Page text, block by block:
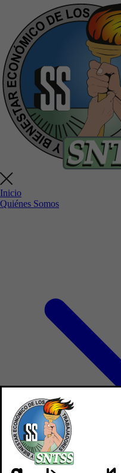
Inicio
Quiénes Somos